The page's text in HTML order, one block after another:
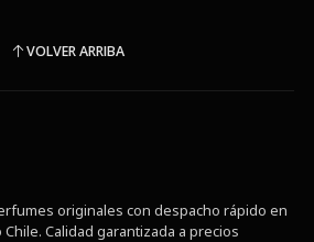
VOLVER ARRIBA
originales con despacho rápido en
Calidad garantizada a precios